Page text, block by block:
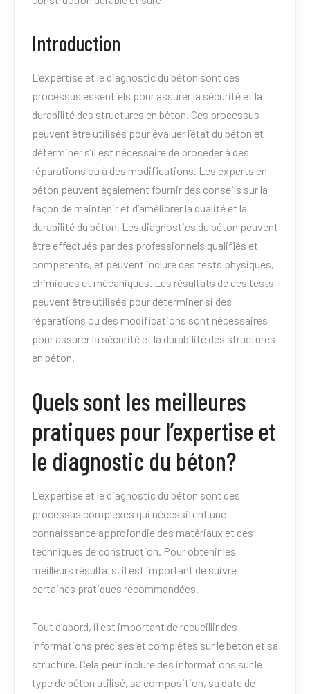
Introduction
L’expertise et le diagnostic du béton sont des
processus essentiels pour assurer la sécurité et la
durabilité des structures en béton. Ces processus
peuvent être utilisés pour évaluer l’état du béton et
déterminer s’il est nécessaire de procéder à des
réparations ou à des modifications. Les experts en
béton peuvent également fournir des conseils sur la
façon de maintenir et d’améliorer la qualité et la
durabilité du béton. Les diagnostics du béton peuvent
être effectués par des professionnels qualifiés et
compétents, et peuvent inclure des tests physiques,
chimiques et mécaniques. Les résultats de ces tests
peuvent être utilisés pour déterminer si des
réparations ou des modifications sont nécessaires
pour assurer la sécurité et la durabilité des structures
en béton.
Quels sont les meilleures
pratiques pour l’expertise et
le diagnostic du béton?
L’expertise et le diagnostic du béton sont des
processus complexes qui nécessitent une
connaissance approfondie des matériaux et des
techniques de construction. Pour obtenir les
meilleurs résultats, il est important de suivre
certaines pratiques recommandées.
Tout d’abord, il est important de recueillir des
informations précises et complètes sur le béton et sa
structure. Cela peut inclure des informations sur le
type de béton utilisé, sa composition, sa date de